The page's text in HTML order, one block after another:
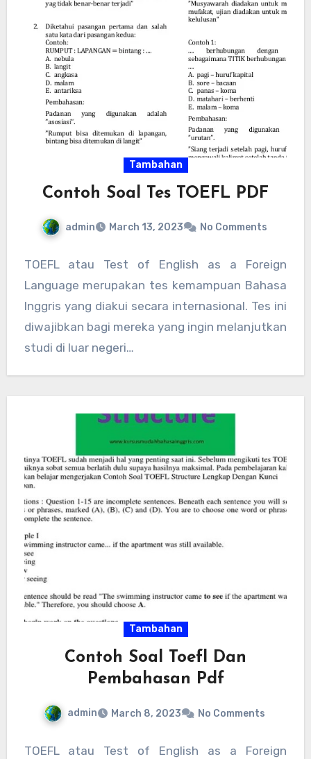
Tambahan
Contoh Soal Tes TOEFL PDF
admin March 13, 2023 No Comments
TOEFL atau Test of English as a Foreign
Language merupakan tes kemampuan Bahasa
Inggris yang diakui secara internasional. Tes ini
diwajibkan bagi mereka yang ingin melanjutkan
studi di luar negeri…
Tambahan
Contoh Soal Toefl Dan
Pembahasan Pdf
admin March 8, 2023 No Comments
TOEFL atau Test of English as a Foreign